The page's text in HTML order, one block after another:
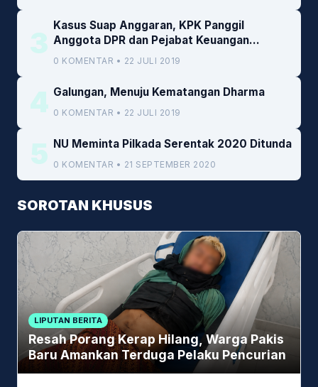
3
Kasus Suap Anggaran, KPK Panggil
Anggota DPR dan Pejabat Keuangan
Kemenkeu
0 KOMENTAR • 22 JULI 2019
4 Galungan, Menuju Kematangan Dharma
0 KOMENTAR • 22 JULI 2019
5 NU Meminta Pilkada Serentak 2020 Ditunda
0 KOMENTAR • 21 SEPTEMBER 2020
SOROTAN KHUSUS
LIPUTAN BERITA
Resah Porang Kerap Hilang, Warga Pakis
Baru Amankan Terduga Pelaku Pencurian